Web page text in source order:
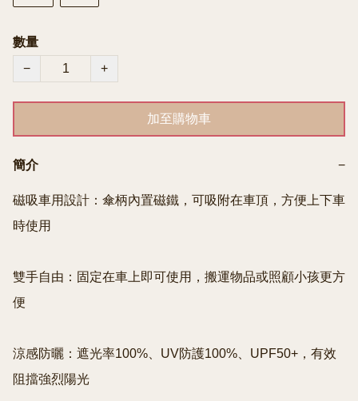
數量
−
+
加至購物車
簡介 −
磁吸車用設計：傘柄內置磁鐵，可吸附在車頂，方便上下車
時使用
雙手自由：固定在車上即可使用，搬運物品或照顧小孩更方
便
涼感防曬：遮光率100%、UV防護100%、UPF50+，有效
阻擋強烈陽光